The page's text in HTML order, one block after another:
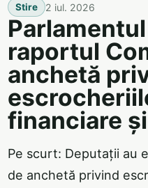
Stire 2 iul. 2026
raportul
anchetă
financiare
Pe scurt: Deputații au
de anchetă privind